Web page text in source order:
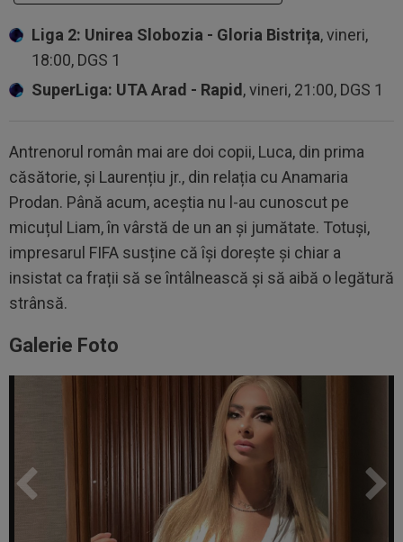
Liga 2: Unirea Slobozia - Gloria Bistrița, vineri,
18:00, DGS 1
SuperLiga: UTA Arad - Rapid, vineri, 21:00, DGS 1
Antrenorul român mai are doi copii, Luca, din prima
căsătorie, și Laurențiu jr., din relația cu Anamaria
Prodan. Până acum, aceștia nu l-au cunoscut pe
micuțul Liam, în vârstă de un an și jumătate. Totuși,
impresarul FIFA susține că își dorește și chiar a
insistat ca frații să se întâlnească și să aibă o legătură
strânsă.
Galerie Foto